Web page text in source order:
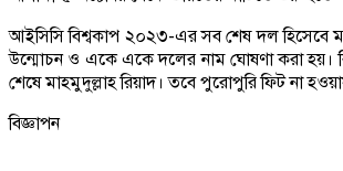
আইসিসি বিশ্বকাপ ২০২৩-এর সব শেষ দল হিসেবে
উন্মোচন ও একে একে দলের নাম ঘোষণা করা হয়।
শেষে মাহমুদুল্লাহ রিয়াদ। তবে পুরোপুরি ফিট না
বিজ্ঞাপন